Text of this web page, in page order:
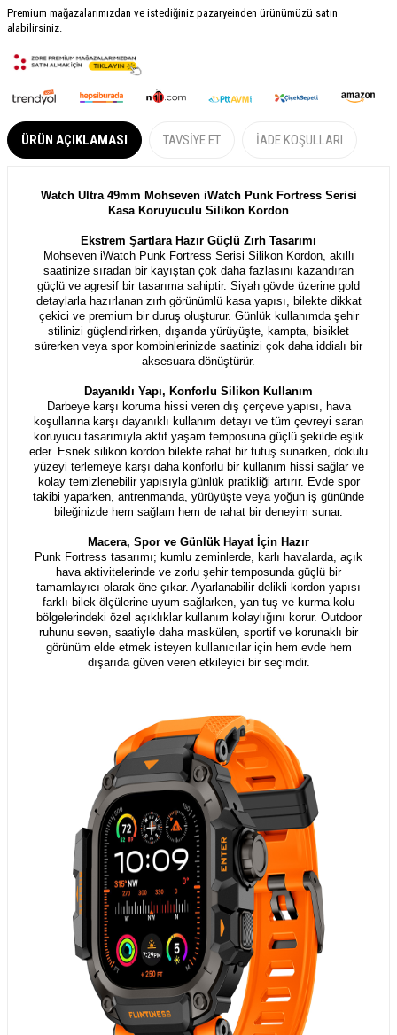
Premium mağazalarımızdan ve istediğiniz pazaryeinden ürünümüzü satın
alabilirsiniz.
ÜRÜN AÇIKLAMASI TAVSIYE ET İADE KOŞULLARI
Watch Ultra 49mm Mohseven iWatch Punk Fortress Serisi
Kasa Koruyuculu Silikon Kordon
Ekstrem Şartlara Hazır Güçlü Zırh Tasarımı
Mohseven iWatch Punk Fortress Serisi Silikon Kordon, akıllı
saatinize sıradan bir kayıştan çok daha fazlasını kazandıran
güçlü ve agresif bir tasarıma sahiptir. Siyah gövde üzerine gold
detaylarla hazırlanan zırh görünümlü kasa yapısı, bilekte dikkat
çekici ve premium bir duruş oluşturur. Günlük kullanımda şehir
stilinizi güçlendirirken, dışarıda yürüyüşte, kampta, bisiklet
sürerken veya spor kombinlerinizde saatinizi çok daha iddialı bir
aksesuara dönüştürür.
Dayanıklı Yapı, Konforlu Silikon Kullanım
Darbeye karşı koruma hissi veren dış çerçeve yapısı, hava
koşullarına karşı dayanıklı kullanım detayı ve tüm çevreyi saran
koruyucu tasarımıyla aktif yaşam temposuna güçlü şekilde eşlik
eder. Esnek silikon kordon bilekte rahat bir tutuş sunarken, dokulu
yüzeyi terlemeye karşı daha konforlu bir kullanım hissi sağlar ve
kolay temizlenebilir yapısıyla günlük pratikliği artırır. Evde spor
takibi yaparken, antrenmanda, yürüyüşte veya yoğun iş gününde
bileğinizde hem sağlam hem de rahat bir deneyim sunar.
Macera, Spor ve Günlük Hayat İçin Hazır
Punk Fortress tasarımı; kumlu zeminlerde, karlı havalarda, açık
hava aktivitelerinde ve zorlu şehir temposunda güçlü bir
tamamlayıcı olarak öne çıkar. Ayarlanabilir delikli kordon yapısı
farklı bilek ölçülerine uyum sağlarken, yan tuş ve kurma kolu
bölgelerindeki özel açıklıklar kullanım kolaylığını korur. Outdoor
ruhunu seven, saatiyle daha maskülen, sportif ve korunaklı bir
görünüm elde etmek isteyen kullanıcılar için hem evde hem
dışarıda güven veren etkileyici bir seçimdir.